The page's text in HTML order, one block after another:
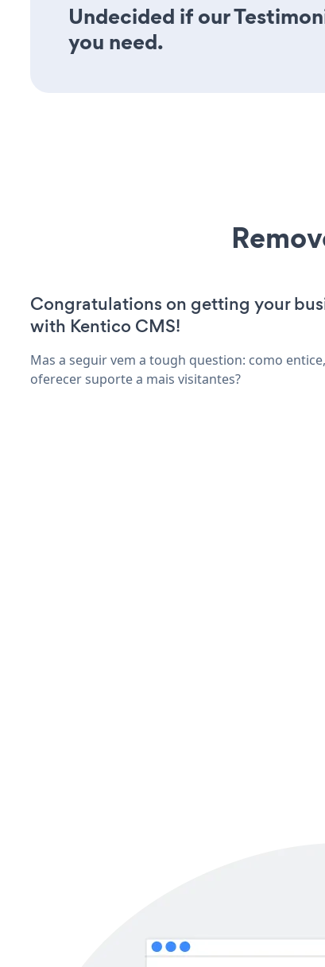
Undecided if our
you need.
Congratulations on getting your
with Kentico CMS!
Mas a seguir vem a tough question: como
oferecer suporte a mais visitantes?